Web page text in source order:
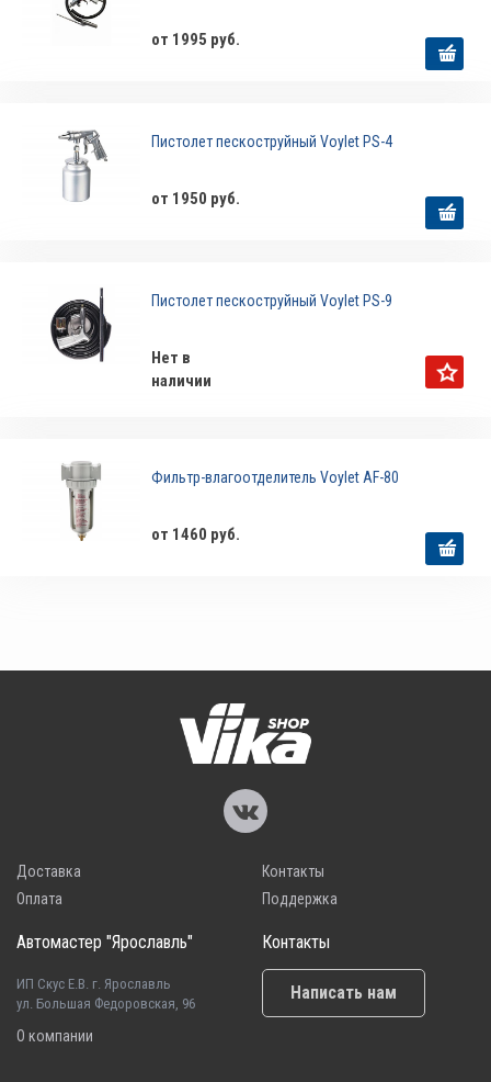
от 1995 руб.
Пистолет пескоструйный Voylet PS-4
от 1950 руб.
Пистолет пескоструйный Voylet PS-9
Нет в
наличии
Фильтр-влагоотделитель Voylet AF-80
от 1460 руб.
Доставка
Оплата
Контакты
Поддержка
Автомастер "Ярославль"
ИП Скус Е.В. г. Ярославль
ул. Большая Федоровская, 96
О компании
Контакты
Написать нам